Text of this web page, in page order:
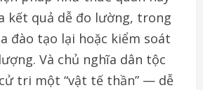
kết quả dễ đo lường, trong
đào tạo lại hoặc kiểm soát
Và chủ nghĩa dân tộc
tri một “vật tế thần” — dễ